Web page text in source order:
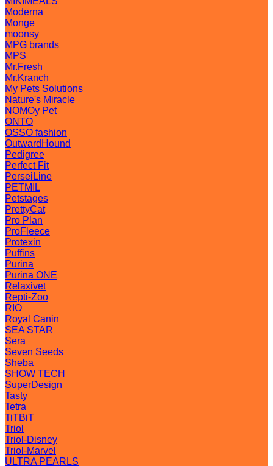
Moderna
Monge
moonsy
MPG brands
MPS
Mr.Fresh
Mr.Kranch
My Pets Solutions
Nature's Miracle
NOMOy Pet
ONTO
OSSO fashion
OutwardHound
Pedigree
Perfect Fit
PerseiLine
PETMIL
Petstages
PrettyCat
Pro Plan
ProFleece
Protexin
Puffins
Purina
Purina ONE
Relaxivet
Repti-Zoo
RIO
Royal Canin
SEA STAR
Sera
Seven Seeds
Sheba
SHOW TECH
SuperDesign
Tasty
Tetra
TiTBiT
Triol
Triol-Disney
Triol-Marvel
ULTRA PEARLS